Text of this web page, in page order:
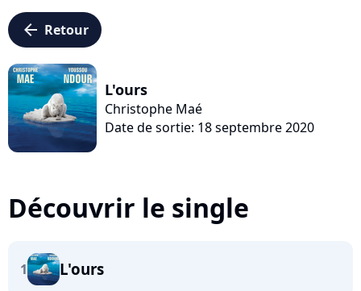
arrow_left Retour
L'ours
Christophe Maé
Date de sortie: 18 septembre 2020
Découvrir le single
1 L'ours